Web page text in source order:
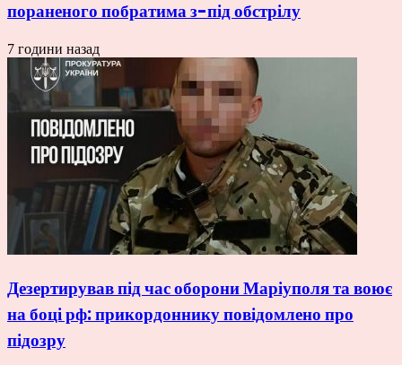
пораненого побратима з-під обстрілу
7 години назад
Дезертирував під час оборони Маріуполя та воює
на боці рф: прикордоннику повідомлено про
підозру